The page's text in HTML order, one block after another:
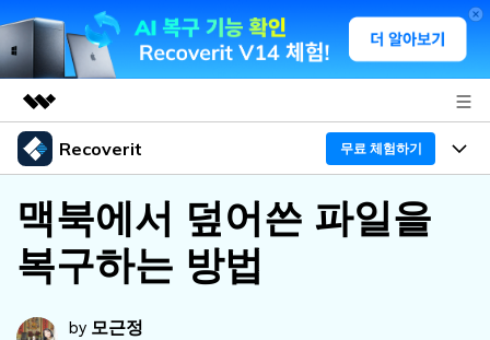
주요 제품
유틸리티
비즈니스
개요
솔루션
회사 소개
뉴스룸
Recoverit 무료 체험하기
프로그램
Recoverit - Windows 버전
기능
복구 Tips
맥북에서 덮어쓴 파일을
복구하는 방법
by 모근정